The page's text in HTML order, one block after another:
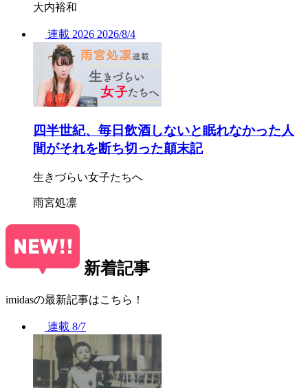
大内裕和
連載 2026 2026/8/4
四半世紀、毎日飲酒しないと眠れなかった人
間がそれを断ち切った顛末記
生きづらい女子たちへ
雨宮処凛
新着記事
imidasの最新記事はこちら！
連載 8/7